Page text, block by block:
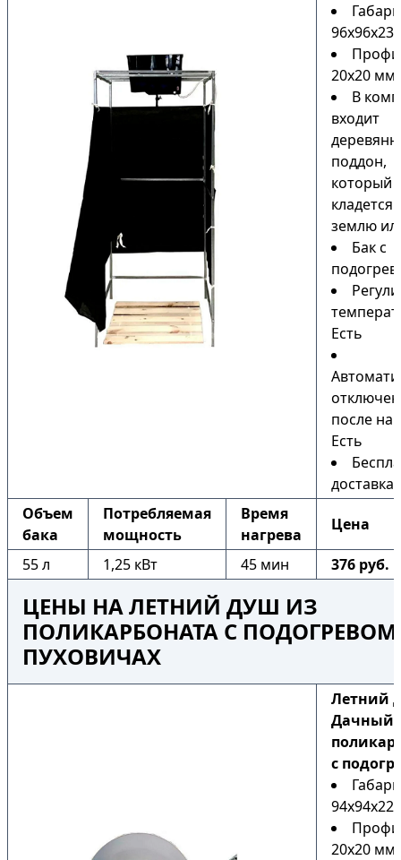
20х20 мм
В
входит
поддон,
который
кладется
землю
Бак с
Есть
после
Есть
доставка
Объем
бака
Потребляемая
мощность
Время
нагрева
Цена
55 л 1,25 кВт 45 мин 376 руб.
ЦЕНЫ НА ЛЕТНИЙ ДУШ ИЗ
ПОЛИКАРБОНАТА С ПОДОГРЕВОМ
ПУХОВИЧАХ
Летний
Дачный
с
20х20 мм